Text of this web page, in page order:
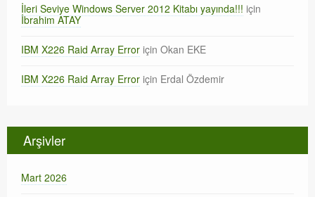
İleri Seviye Windows Server 2012 Kitabı yayında!!! için
İbrahim ATAY
IBM X226 Raid Array Error için Okan EKE
IBM X226 Raid Array Error için Erdal Özdemir
Arşivler
Mart 2026